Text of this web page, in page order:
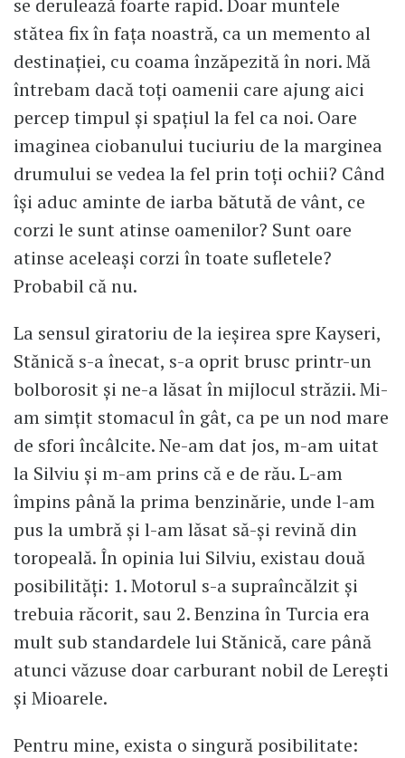
se derulează foarte rapid. Doar muntele
stătea fix în fața noastră, ca un memento al
destinației, cu coama înzăpezită în nori. Mă
întrebam dacă toți oamenii care ajung aici
percep timpul și spațiul la fel ca noi. Oare
imaginea ciobanului tuciuriu de la marginea
drumului se vedea la fel prin toți ochii? Când
își aduc aminte de iarba bătută de vânt, ce
corzi le sunt atinse oamenilor? Sunt oare
atinse aceleași corzi în toate sufletele?
Probabil că nu.
La sensul giratoriu de la ieșirea spre Kayseri,
Stănică s-a înecat, s-a oprit brusc printr-un
bolborosit și ne-a lăsat în mijlocul străzii. Mi-
am simțit stomacul în gât, ca pe un nod mare
de sfori încâlcite. Ne-am dat jos, m-am uitat
la Silviu și m-am prins că e de rău. L-am
împins până la prima benzinărie, unde l-am
pus la umbră și l-am lăsat să-și revină din
toropeală. În opinia lui Silviu, existau două
posibilități: 1. Motorul s-a supraîncălzit și
trebuia răcorit, sau 2. Benzina în Turcia era
mult sub standardele lui Stănică, care până
atunci văzuse doar carburant nobil de Lerești
și Mioarele.
Pentru mine, exista o singură posibilitate: